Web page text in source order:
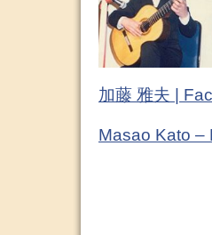
加藤 雅夫 |
Masao Kato –